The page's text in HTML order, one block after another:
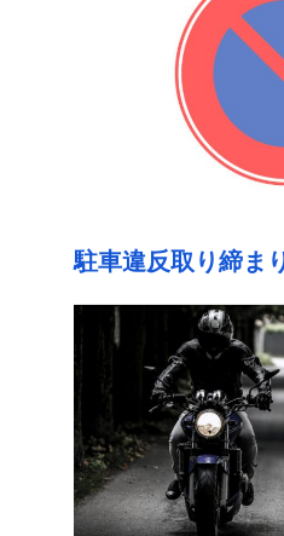
駐車違反取り締ま